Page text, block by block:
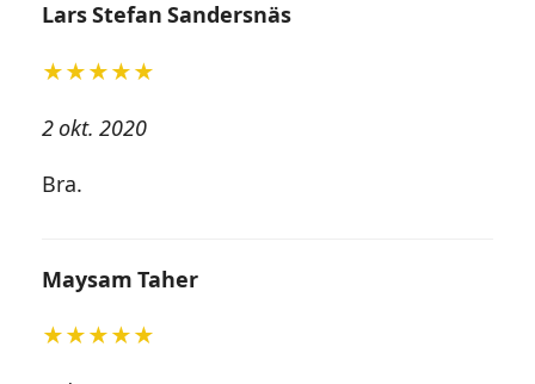
Lars Stefan Sandersnäs
★★★★★
2 okt. 2020
Bra.
Maysam Taher
★★★★★